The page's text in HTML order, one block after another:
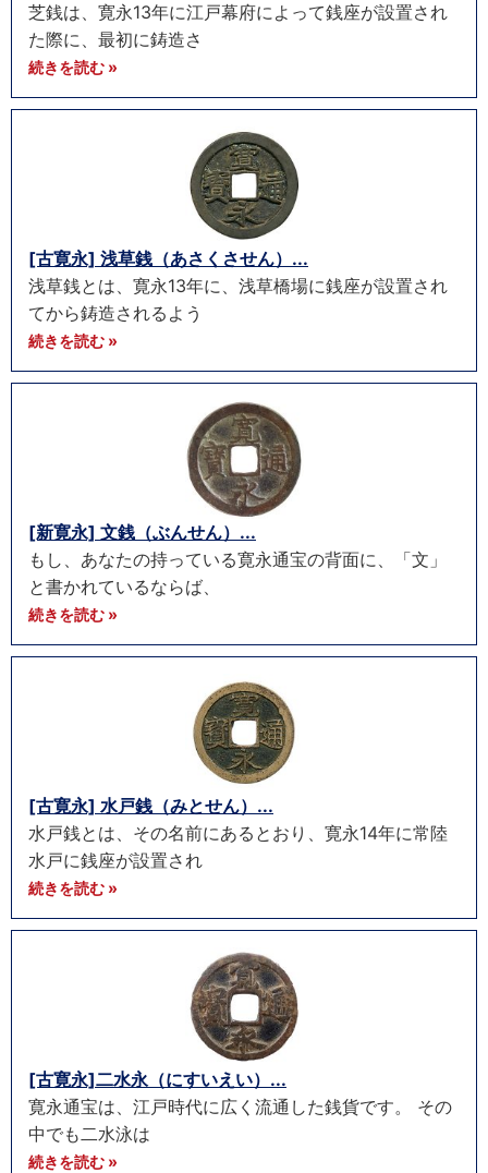
芝銭は、寛永13年に江戸幕府によって銭座が設置され
た際に、最初に鋳造さ
続きを読む »
[古寛永] 浅草銭（あさくさせん）...
浅草銭とは、寛永13年に、浅草橋場に銭座が設置され
てから鋳造されるよう
続きを読む »
[新寛永] 文銭（ぶんせん）...
もし、あなたの持っている寛永通宝の背面に、「文」
と書かれているならば、
続きを読む »
[古寛永] 水戸銭（みとせん）...
水戸銭とは、その名前にあるとおり、寛永14年に常陸
水戸に銭座が設置され
続きを読む »
[古寛永]二水永（にすいえい）...
寛永通宝は、江戸時代に広く流通した銭貨です。 その
中でも二水泳は
続きを読む »